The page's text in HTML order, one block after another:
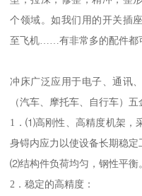
个领域。如我们用的开关插
至飞机……有非常多的配件都
冲床广泛应用于电子、通讯
（汽车、摩托车、自行车）
1．⑴高刚性、高精度机架，
身锝内应力以使设备长期稳定
⑵结构件负荷均匀，钢性平衡
2．稳定的高精度：